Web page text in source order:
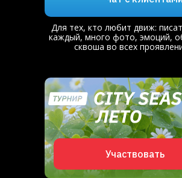
Участвовать
Для тех, кто любит движ:
каждый, много фото, эмоций,
сквоша во всех